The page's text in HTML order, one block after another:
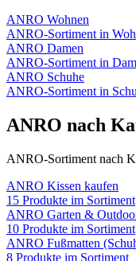
ANRO Wohnen
ANRO-Sortiment in
ANRO Damen
ANRO-Sortiment in
ANRO Schuhe
ANRO-Sortiment in
ANRO nach
ANRO-Sortiment nach
ANRO Kissen kaufen
15 Produkte im Sortiment
ANRO Garten &
10 Produkte im Sortiment
ANRO Fußmatten
8 Produkte im Sortiment